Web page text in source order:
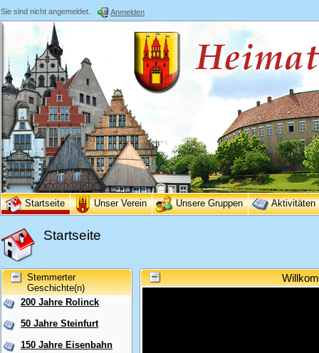
Sie sind nicht angemeldet. Anmelden
Startseite Unser Verein Unsere Gruppen Aktivitäten
Startseite
Stemmerter
Geschichte(n)
200 Jahre Rolinck
50 Jahre Steinfurt
150 Jahre Eisenbahn